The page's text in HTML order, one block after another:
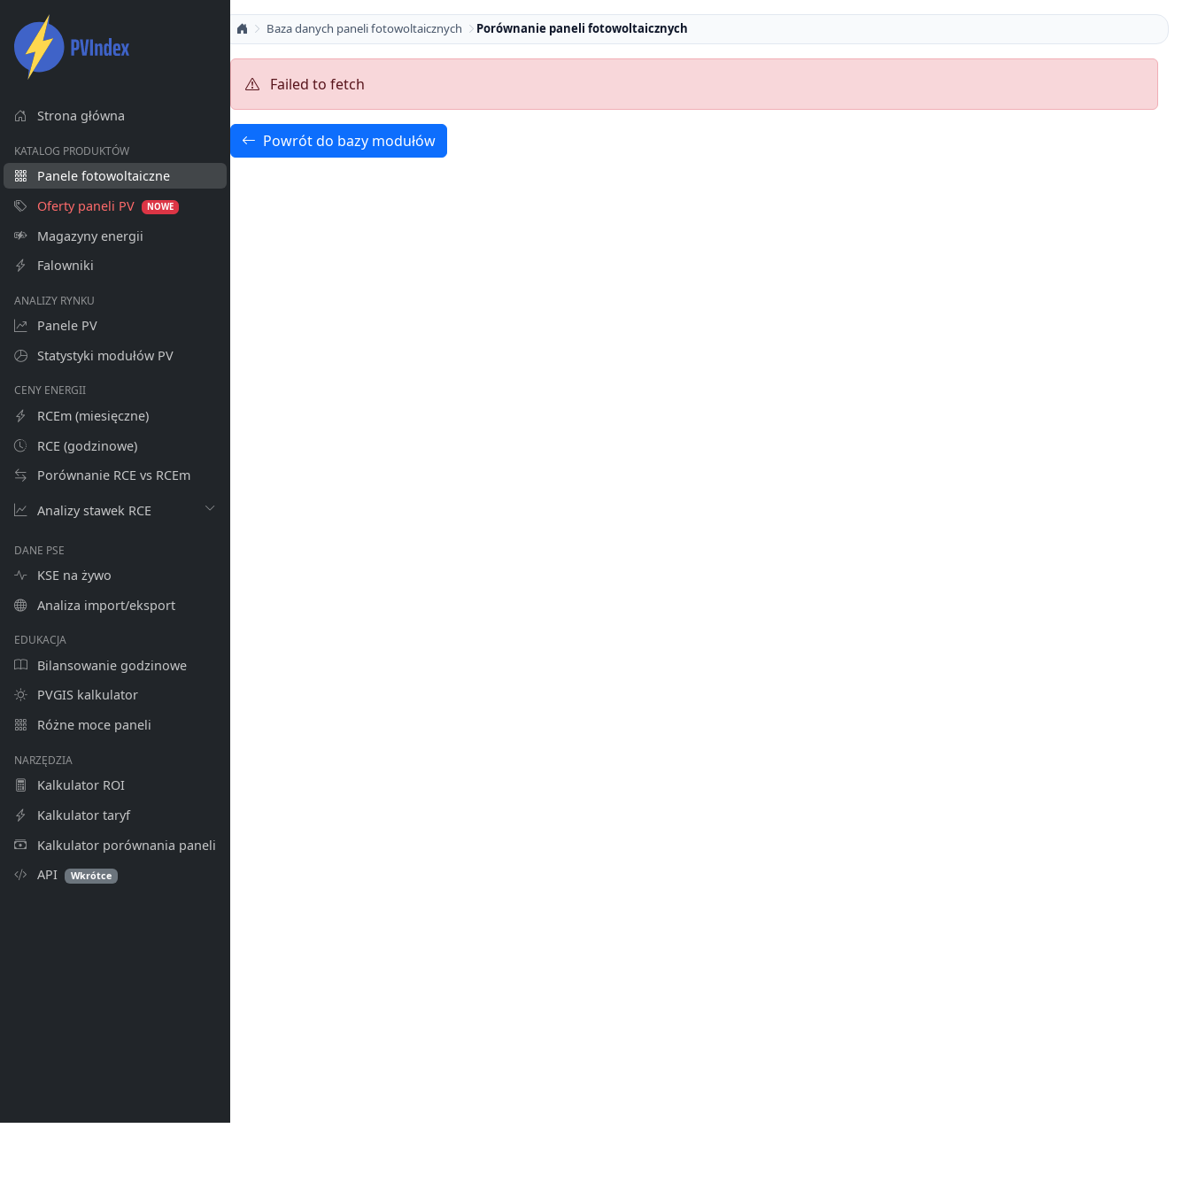
Strona główna
KATALOG PRODUKTÓW
Panele fotowoltaiczne
Oferty paneli PV
NOWE
Magazyny energii
Falowniki
ANALIZY RYNKU
Panele PV
Statystyki modułów PV
CENY ENERGII
RCEm (miesięczne)
RCE (godzinowe)
Porównanie RCE vs RCEm
Analizy stawek RCE
DANE PSE
KSE na żywo
Analiza import/eksport
EDUKACJA
Bilansowanie godzinowe
PVGIS kalkulator
Różne moce paneli
NARZĘDZIA
Kalkulator ROI
Kalkulator taryf
Kalkulator porównania paneli
API
Wkrótce
Baza danych paneli fotowoltaicznych Porównanie paneli fotowoltaicznych
Failed to fetch
Powrót do bazy modułów